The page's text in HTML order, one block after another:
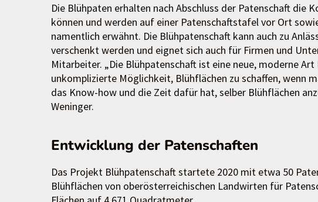
Die Blühpaten erhalten nach Abschluss der Patenschaft die
können und werden auf einer Patenschaftstafel vor Ort
namentlich erwähnt. Die Blühpatenschaft kann auch zu
verschenkt werden und eignet sich auch für Firmen und
Mitarbeiter. „Die Blühpatenschaft ist eine neue, moderne
unkomplizierte Möglichkeit, Blühflächen zu schaffen, wenn
das Know-how und die Zeit dafür hat, selber Blühflächen
Weninger.
Entwicklung der Patenschaften
Das Projekt Blühpatenschaft startete 2020 mit etwa 50
Blühflächen von oberösterreichischen Landwirten für